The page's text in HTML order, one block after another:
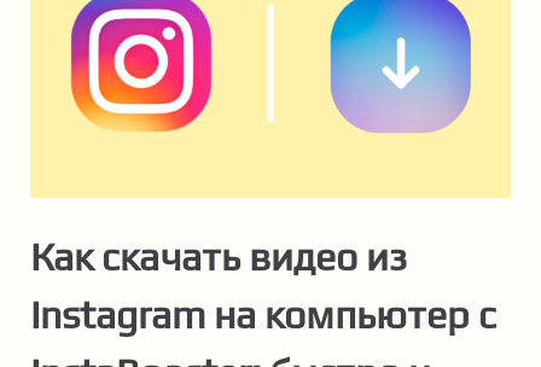
Как скачать видео из
Instagram на компьютер с